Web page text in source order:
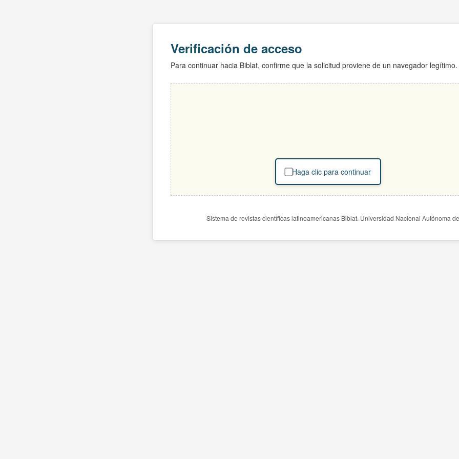
Verificación de acceso
Para continuar hacia Biblat, confirme que la solicitud proviene de un navegador legítimo.
Haga clic para continuar
Sistema de revistas científicas latinoamericanas Biblat. Universidad Nacional Autónoma